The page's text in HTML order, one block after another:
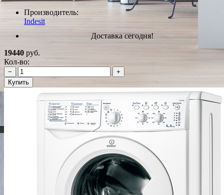
Производитель:
Indesit
Доставка сегодня!
19440 руб.
Кол-во:
−
+
Купить